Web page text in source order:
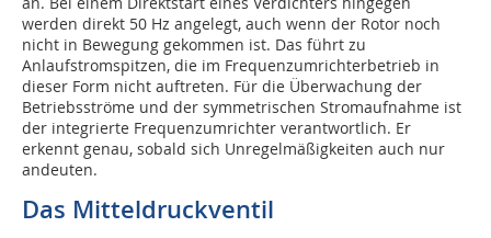
werden direkt 50 Hz angelegt, auch wenn der Rotor noch
nicht in Bewegung gekommen ist. Das führt zu
Anlaufstromspitzen, die im Frequenzumrichterbetrieb in
dieser Form nicht auftreten. Für die Überwachung der
Betriebsströme und der symmetrischen Stromaufnahme ist
der integrierte Frequenz­umrichter verantwortlich. Er
erkennt genau, sobald sich Unregelmäßigkeiten auch nur
andeuten.
Das Mitteldruckventil